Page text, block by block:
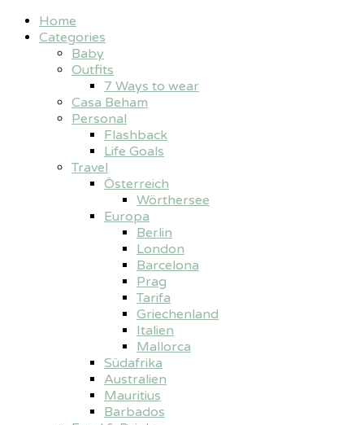
Home
Categories
Baby
Outfits
7 Ways to wear
Casa Beham
Personal
Flashback
Life Goals
Travel
Österreich
Wörthersee
Europa
Berlin
London
Barcelona
Prag
Tarifa
Griechenland
Italien
Mallorca
Südafrika
Australien
Mauritius
Barbados